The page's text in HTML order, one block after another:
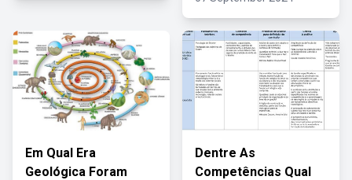
Em Qual Era
Geológica Foram
Dentre As
Competências Qual